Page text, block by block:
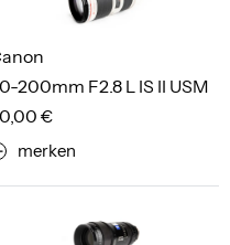
200mm F2.8 L IS II USM
€
merken